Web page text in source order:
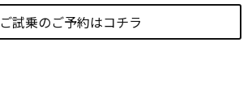
ご試乗のご予約はコチラ